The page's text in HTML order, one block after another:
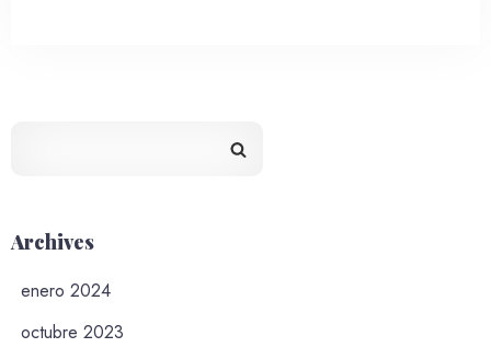
Archives
enero 2024
octubre 2023